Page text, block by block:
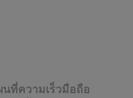
นที่ความเร็วมือถือ